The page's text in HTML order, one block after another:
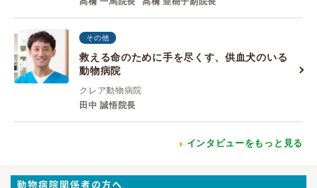
その他
救える命のために手を尽くす、供血犬のいる
動物病院
クレア動物病院
田中 誠悟院長
インタビューをもっと見る